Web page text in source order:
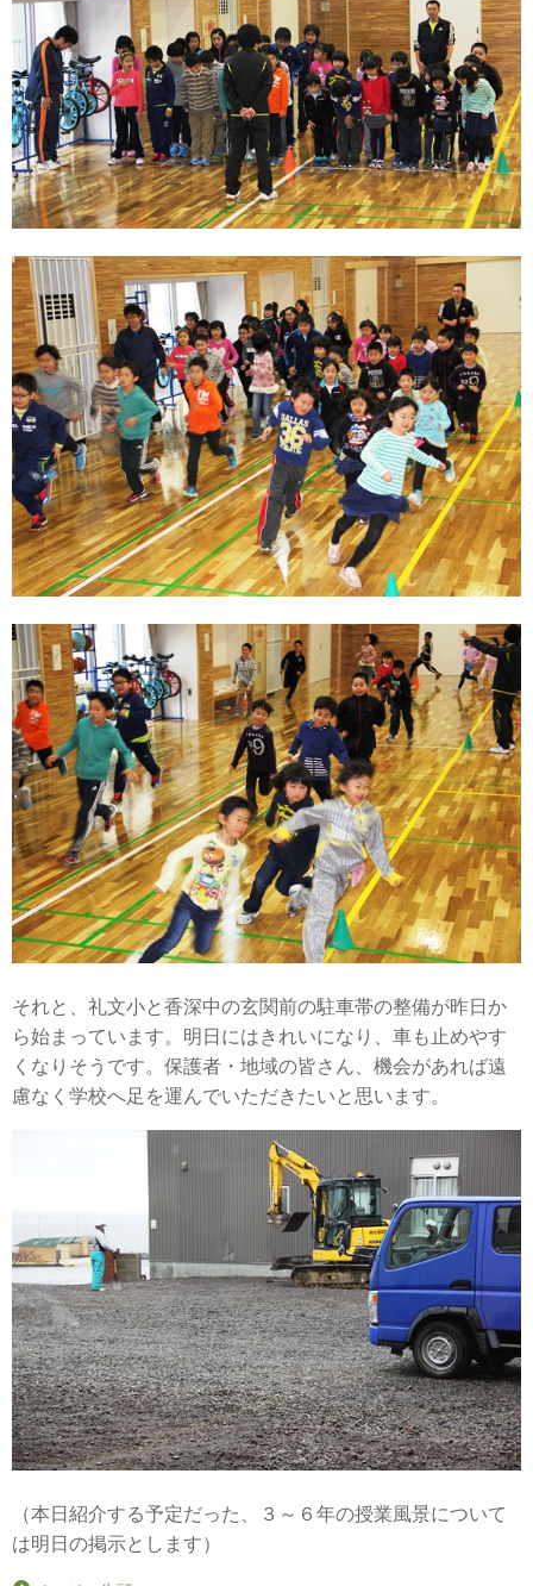
それと、礼文小と香深中の玄関前の駐車帯の整備が昨日か
ら始まっています。明日にはきれいになり、車も止めやす
くなりそうです。保護者・地域の皆さん、機会があれば遠
慮なく学校へ足を運んでいただきたいと思います。
（本日紹介する予定だった、３～６年の授業風景について
は明日の掲示とします）